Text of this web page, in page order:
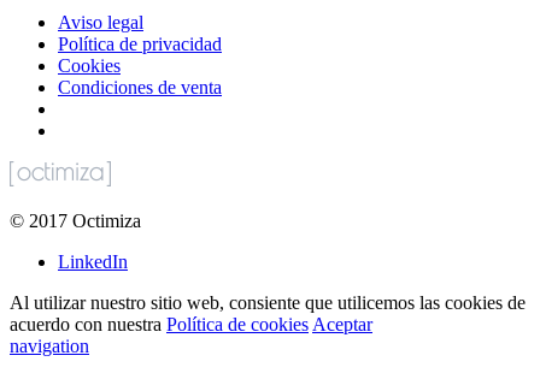
Aviso legal
Política de privacidad
Cookies
Condiciones de venta
© 2017 Octimiza
LinkedIn
Al utilizar nuestro sitio web, consiente que utilicemos las cookies de
acuerdo con nuestra Política de cookies Aceptar
navigation